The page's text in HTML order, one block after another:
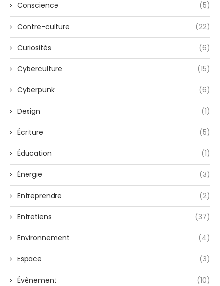
Conscience (5)
Contre-culture (22)
Curiosités (6)
Cyberculture (15)
Cyberpunk (6)
Design (1)
Écriture (5)
Éducation (1)
Énergie (3)
Entreprendre (2)
Entretiens (37)
Environnement (4)
Espace (3)
Évènement (10)